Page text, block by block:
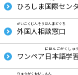
たいふう
ひろしま国際セン
外国人相談窓口
ワンペア日本語学